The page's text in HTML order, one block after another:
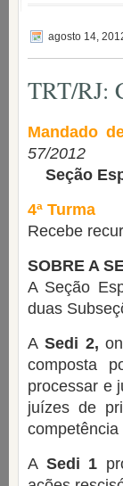
agosto 14,
TRT/RJ:
Mandado
57/2012
Seção
4ª Turma
Recebe
SOBRE A
A Seção
duas
A Sedi 2,
composta
processar e
juízes de
A Sedi 1